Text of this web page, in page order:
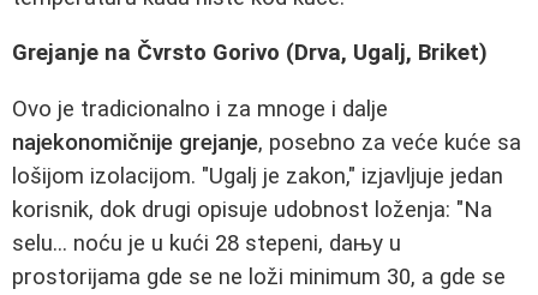
Grejanje na Čvrsto Gorivo (Drva, Ugalj, Briket)
Ovo je tradicionalno i za mnoge i dalje
najekonomičnije grejanje, posebno za veće kuće sa
lošijom izolacijom. "Ugalj je zakon," izjavljuje jedan
korisnik, dok drugi opisuje udobnost loženja: "Na
selu... noću je u kući 28 stepeni, daњу u
prostorijama gde se ne loži minimum 30, a gde se